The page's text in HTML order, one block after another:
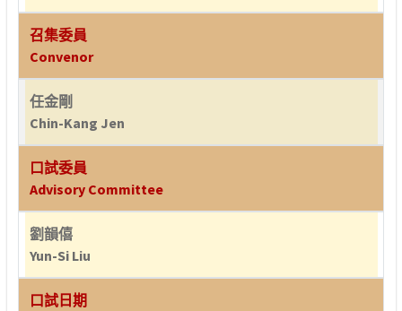
召集委員
Convenor
任金剛
Chin-Kang Jen
口試委員
Advisory Committee
劉韻僖
Yun-Si Liu
口試日期